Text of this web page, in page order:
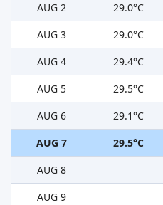
AUG 2
29.0°C
AUG 3
29.0°C
AUG 4
29.4°C
AUG 5
29.5°C
AUG 6
29.1°C
AUG 7
29.5°C
AUG 8
AUG 9